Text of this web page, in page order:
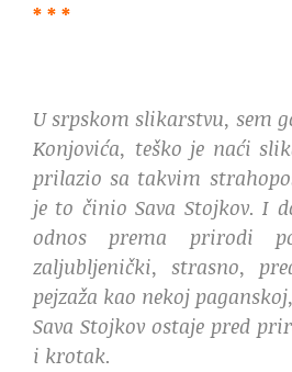
* * *
U srpskom slikarstvu, sem
Konjovića, teško je naći
prilazio sa takvim
je to činio Sava Stojkov. I
odnos prema prirodi
zaljubljenički, strasno,
pejzaža kao nekoj
Sava Stojkov ostaje pred
i krotak.